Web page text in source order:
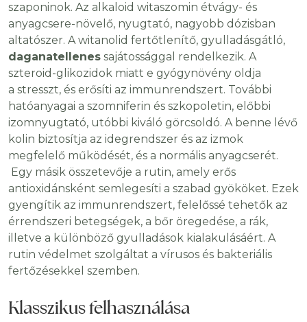
szaponinok. Az alkaloid witaszomin étvágy- és
anyagcsere-növelő, nyugtató, nagyobb dózisban
altatószer. A witanolid fertőtlenítő, gyulladásgátló,
daganatellenes sajátossággal rendelkezik. A
szteroid-glikozidok miatt e gyógynövény oldja
a stresszt, és erősíti az immunrendszert. További
hatóanyagai a szomniferin és szkopoletin, előbbi
izomnyugtató, utóbbi kiváló görcsoldó. A benne lévő
kolin biztosítja az idegrendszer és az izmok
megfelelő működését, és a normális anyagcserét.
Egy másik összetevője a rutin, amely erős
antioxidánsként semlegesíti a szabad gyököket. Ezek
gyengítik az immunrendszert, felelőssé tehetők az
érrendszeri betegségek, a bőr öregedése, a rák,
illetve a különböző gyulladások kialakulásáért. A
rutin védelmet szolgáltat a vírusos és bakteriális
fertőzésekkel szemben.
Klasszikus felhasználása